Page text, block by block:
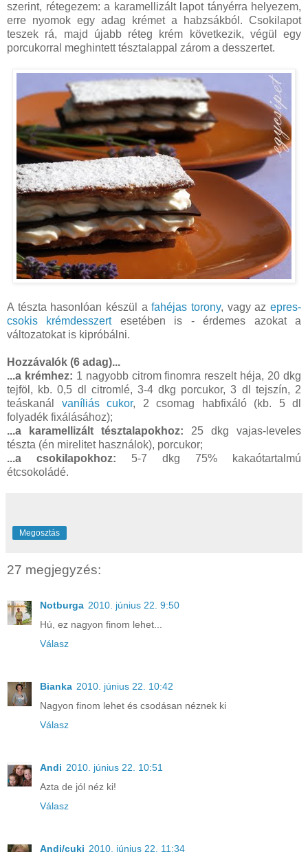
szerint, rétegezem: a karamellizált lapot tányérra helyezem,
erre nyomok egy adag krémet a habzsákból. Csokilapot
teszek rá, majd újabb réteg krém következik, végül egy
porcukorral meghintett tésztalappal zárom a desszertet.
A tészta hasonlóan készül afahéjas torony, vagy azepres-
csokis krémdesszertesetében is - érdemes azokat a
változatokat is kipróbálni.
Hozzávalók (6 adag)...
...a krémhez: 1 nagyobb citrom finomra reszelt héja, 20 dkg
tejföl, kb. 0,5 dl citromlé, 3-4 dkg porcukor, 3 dl tejszín, 2
teáskanál vaníliás cukor, 2 csomag habfixáló (kb. 5 dl
folyadék fixálásához);
...a karamellizált tésztalapokhoz: 25 dkg vajas-leveles
tészta (én mirelitet használok), porcukor;
...a csokilapokhoz: 5-7 dkg 75% kakaótartalmú
étcsokoládé.
Megosztás
27 megjegyzés:
Notburga 2010. június 22. 9:50
Hú, ez nagyon finom lehet...
Válasz
Bianka 2010. június 22. 10:42
Nagyon finom lehet és csodásan néznek ki
Válasz
Andi 2010. június 22. 10:51
Azta de jól néz ki!
Válasz
Andi/cuki 2010. június 22. 11:34